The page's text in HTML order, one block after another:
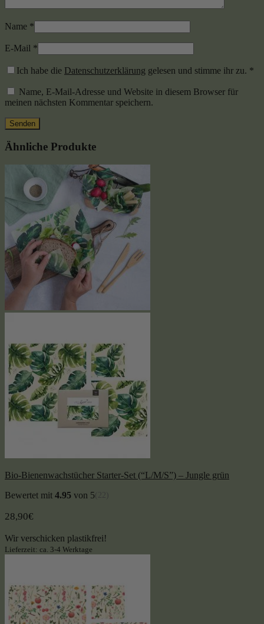
Name *
E-Mail *
Ich habe die Datenschutzerklärung gelesen und stimme ihr zu. *
Name, E-Mail-Adresse und Website in diesem Browser für
meinen nächsten Kommentar speichern.
Ähnliche Produkte
Bio-Bienenwachstücher Starter-Set (“L/M/S”) – Jungle grün
Bewertet mit 4.95 von 5
28,90€
Wir verschicken plastikfrei!
Lieferzeit: ca. 3-4 Werktage